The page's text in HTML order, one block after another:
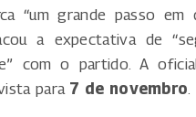
“um grande passo em
a expectativa de
com o partido. A
para 7 de novembro